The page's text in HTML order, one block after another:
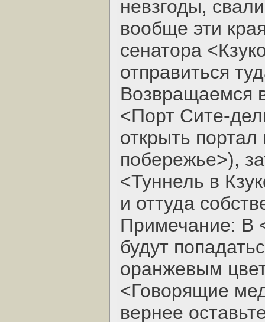
невзгоды,
вообще эти
сенатора
отправиться
Возвращаемся
<Порт Сите-
открыть
побережье>),
<Туннель в
и оттуда
Примечание: В
будут
оранжевым
<Говорящие
вернее